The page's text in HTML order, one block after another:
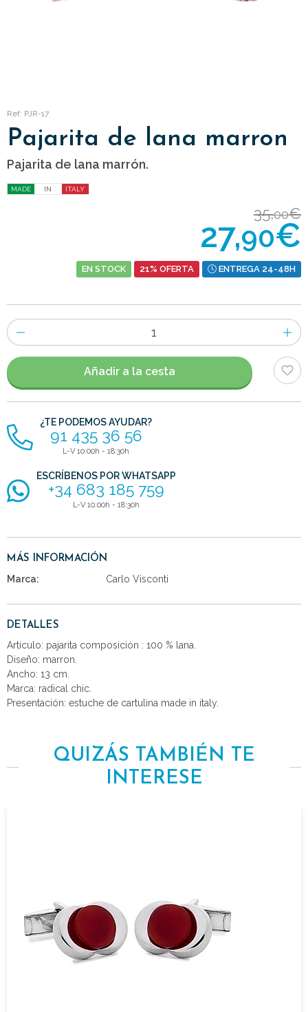
Ref: PJR-17
Pajarita de lana marron
Pajarita de lana marrón.
MADE IN ITALY
35,00€
27,90€
EN STOCK 21% OFERTA ENTREGA 24-48H
Número
de
artículos
Añadir a la cesta
¿TE PODEMOS AYUDAR?
91 435 36 56
L-V 10:00h - 18:30h
ESCRÍBENOS POR WHATSAPP
+34 683 185 759
L-V 10:00h - 18:30h
MÁS INFORMACIÓN
Marca: Carlo Visconti
DETALLES
Articulo: pajarita composición : 100 % lana.
Diseño: marron.
Ancho: 13 cm.
Marca: radical chic.
Presentación: estuche de cartulina made in italy.
QUIZÁS TAMBIÉN TE
INTERESE